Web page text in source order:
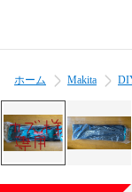
ホーム Makita